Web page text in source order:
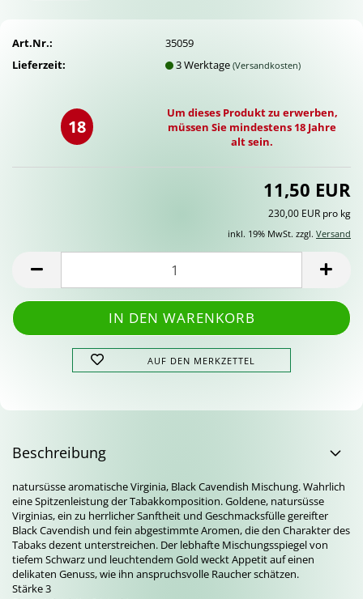
Art.Nr.:
35059
Lieferzeit:
3 Werktage(Versandkosten)
18
Um dieses Produkt zu erwerben,
müssen Sie mindestens 18 Jahre
alt sein.
11,50 EUR
230,00 EUR pro kg
inkl. 19% MwSt. zzgl. Versand
AUF DEN MERKZETTEL
Beschreibung
natursüsse aromatische Virginia, Black Cavendish Mischung. Wahrlich
eine Spitzenleistung der Tabakkomposition. Goldene, natursüsse
Virginias, ein zu herrlicher Sanftheit und Geschmacksfülle gereifter
Black Cavendish und fein abgestimmte Aromen, die den Charakter des
Tabaks dezent unterstreichen. Der lebhafte Mischungsspiegel von
tiefem Schwarz und leuchtendem Gold weckt Appetit auf einen
delikaten Genuss, wie ihn anspruchsvolle Raucher schätzen.
Stärke 3